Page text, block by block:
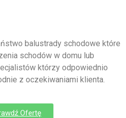
balustrady schodowe które
schodów w domu lub
którzy odpowiednio
z oczekiwaniami klienta.
Ofertę